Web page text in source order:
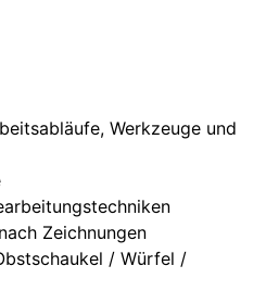
Werkzeuge und
Zeichnungen
/ Würfel /